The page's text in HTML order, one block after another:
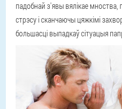
падобнай з'явы вялікае мноства,
стрэсу і сканчаючы цяжкімі
большасці выпадкаў сітуацыя